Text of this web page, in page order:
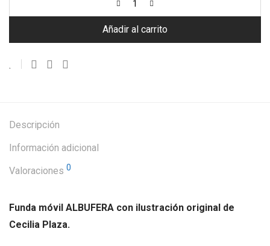
Añadir al carrito
Descripción
Información adicional
Valoraciones 0
Funda móvil ALBUFERA con ilustración original de
Cecilia Plaza.